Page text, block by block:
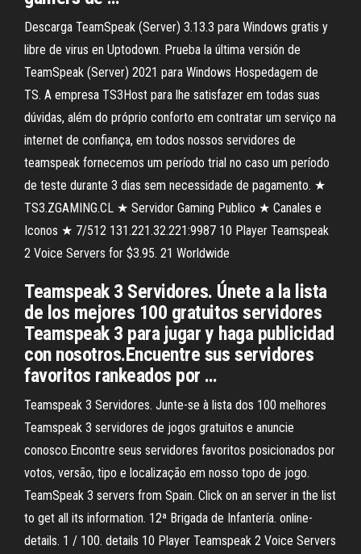
Descarga TeamSpeak (Server) 3.13.3 para Windows gratis y
libre de virus en Uptodown. Prueba la última versión de
TeamSpeak (Server) 2021 para Windows Hospedagem de
TS. A empresa TS3Host para lhe satisfazer em todas suas
dúvidas, além do próprio conforto em contratar um serviço na
internet de confiança, em todos nossos servidores de
teamspeak fornecemos um período trial no caso um período
de teste durante 3 dias sem necessidade de pagamento. ★
TS3.ZGAMING.CL ★ Servidor Gaming Publico ★ Canales e
Iconos ★ 7/512 131.221.32.221:9987 10 Player Teamspeak
2 Voice Servers for $3.95. 21 Worldwide
Teamspeak 3 Servidores. Únete a la lista
de los mejores 100 gratuitos servidores
Teamspeak 3 para jugar y haga publicidad
con nosotros.Encuentre sus servidores
favoritos rankeados por …
Teamspeak 3 Servidores. Junte-se à lista dos 100 melhores
Teamspeak 3 servidores de jogos gratuitos e anuncie
conosco.Encontre seus servidores favoritos posicionados por
votos, versão, tipo e localização em nosso topo de jogo.
TeamSpeak 3 servers from Spain. Click on an server in the list
to get all its information. 12ª Brigada de Infantería. online-
details. 1 / 100. details 10 Player Teamspeak 2 Voice Servers